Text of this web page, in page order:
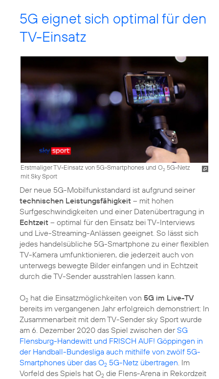
5G eignet sich optimal für den
TV-Einsatz
Erstmaliger TV-Einsatz von 5G-Smartphones und O2 5G-Netz
mit Sky Sport
Der neue 5G-Mobilfunkstandard ist aufgrund seiner
technischen Leistungsfähigkeit – mit hohen
Surfgeschwindigkeiten und einer Datenübertragung in
Echtzeit – optimal für den Einsatz bei TV-Interviews
und Live-Streaming-Anlässen geeignet. So lässt sich
jedes handelsübliche 5G-Smartphone zu einer flexiblen
TV-Kamera umfunktionieren, die jederzeit auch von
unterwegs bewegte Bilder einfangen und in Echtzeit
durch die TV-Sender ausstrahlen lassen kann.
O2 hat die Einsatzmöglichkeiten von 5G im Live-TV
bereits im vergangenen Jahr erfolgreich demonstriert: In
Zusammenarbeit mit dem TV-Sender sky Sport wurde
am 6. Dezember 2020 das Spiel zwischen derSG
Flensburg-Handewitt und FRISCH AUF! Göppingen in
der Handball-Bundesliga auch mithilfe von zwölf 5G-
Smartphones über das O2 5G-Netz übertragen . Im
Vorfeld des Spiels hat O2 die Flens-Arena in Rekordzeit